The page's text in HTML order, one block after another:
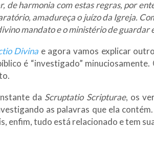
de harmonia com estas regras, por
amadureça o juízo da Igreja.
mandato e o ministério de guardar
Divina e agora vamos explicar
é “investigado”
da Scruptatio Scripturae, os
as palavras que ela
enfim, tudo está relacionado e tem